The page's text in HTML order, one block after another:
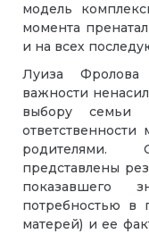
модель
момента
и на всех
Луиза Фролова
важности
выбору семьи
родителями.
представлены
показавшего
потребностью в
матерей) и ее